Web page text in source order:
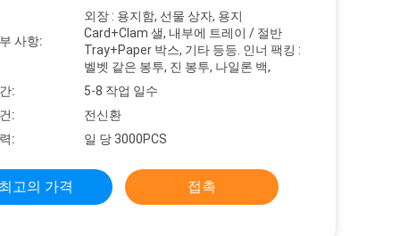
사항:
외장 : 용지함, 선물 상자, 용지
Card+Clam 샐, 내부에 트레이 / 절반
Tray+Paper 박스, 기타 등등. 인너 팩킹 :
벨벳 같은 봉투, 진 봉투, 나일론 백,
:
5-8 작업 일수
:
전신환
:
일 당 3000PCS
고의 가격 접촉